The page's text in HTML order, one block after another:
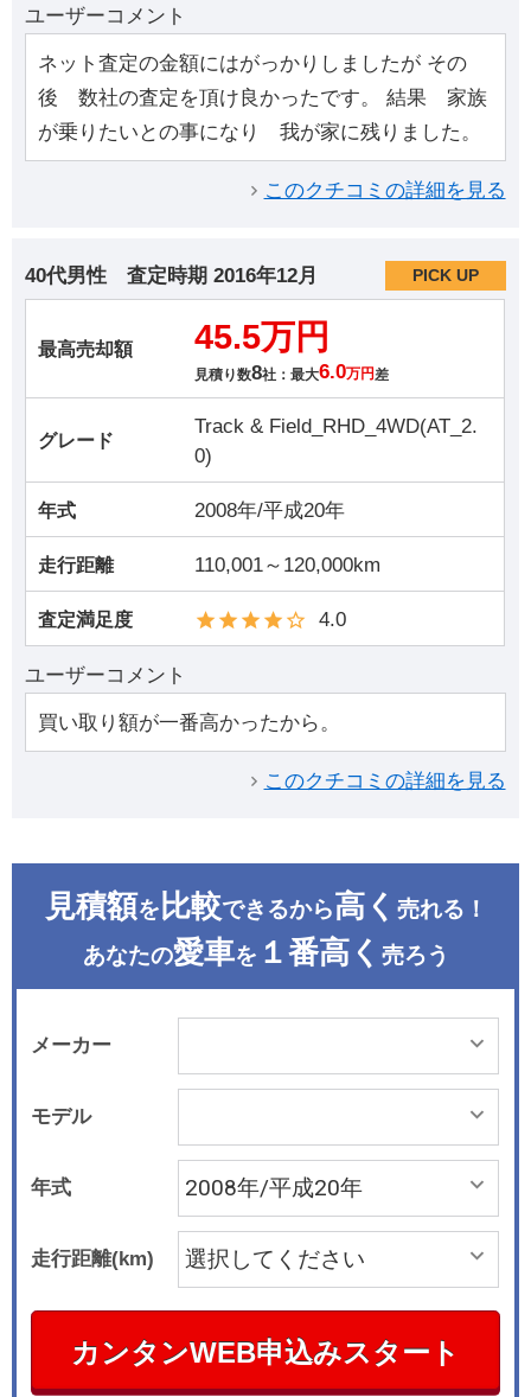
ユーザーコメント
ネット査定の金額にはがっかりしましたが その
後 数社の査定を頂け良かったです。 結果 家族
が乗りたいとの事になり 我が家に残りました。
このクチコミの詳細を見る
40代男性 査定時期 2016年12月 PICK UP
最高売却額 45.5万円
見積り数8社：最大6.0万円 差
グレード
Track & Field_RHD_4WD(AT_2.
0)
年式 2008年/平成20年
走行距離 110,001～120,000km
査定満足度 4.0
ユーザーコメント
買い取り額が一番高かったから。
このクチコミの詳細を見る
見積額を 比較できるから高く 売れる！
あなたの愛車を １番高く 売ろう
メーカー
モデル
年式
走行距離(km)
カンタンWEB申込みスタート